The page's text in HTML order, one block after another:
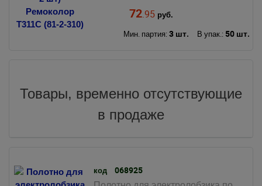
72.95руб.
Мин. партия: 3 шт. В упак.: 50 шт.
Товары, временно отсутствующие
в продаже
код 068925